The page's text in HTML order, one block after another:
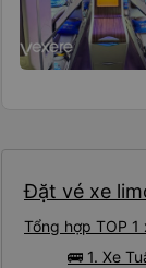
Đặt vé xe
Tổng hợp TOP
🚌 1. Xe